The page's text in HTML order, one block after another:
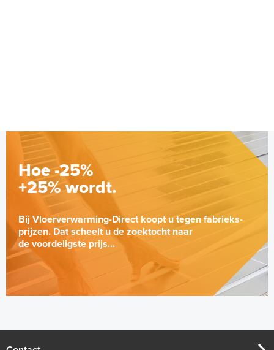
Hoe -25%
+25% wordt.
Bij Vloerverwarming-Direct koopt u tegen fabrieks-
prijzen. Dat scheelt u de zoektocht naar
de voordeligste prijs...